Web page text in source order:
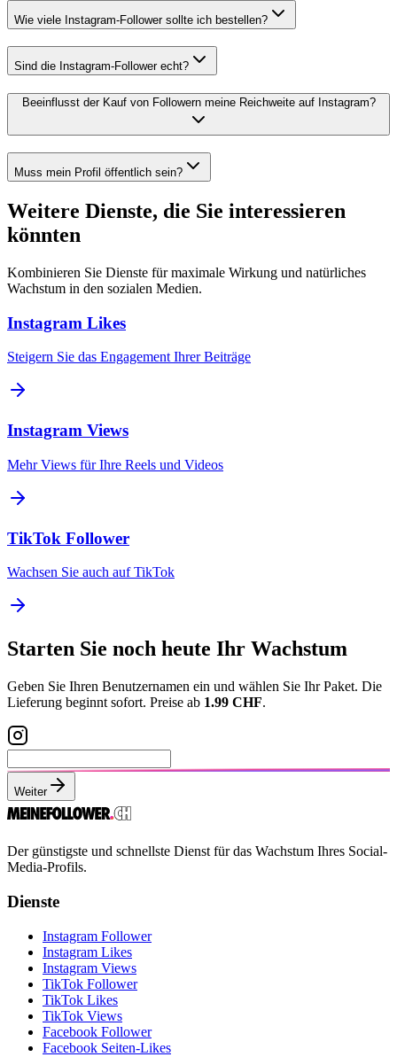
Wie viele Instagram-Follower sollte ich bestellen?
Sind die Instagram-Follower echt?
Beeinflusst der Kauf von Followern meine Reichweite auf Instagram?
Muss mein Profil öffentlich sein?
Weitere Dienste, die Sie interessieren
könnten
Kombinieren Sie Dienste für maximale Wirkung und natürliches
Wachstum in den sozialen Medien.
Instagram Likes
Steigern Sie das Engagement Ihrer Beiträge
Instagram Views
Mehr Views für Ihre Reels und Videos
TikTok Follower
Wachsen Sie auch auf TikTok
Starten Sie noch heute Ihr Wachstum
Geben Sie Ihren Benutzernamen ein und wählen Sie Ihr Paket. Die
Lieferung beginnt sofort. Preise ab 1.99 CHF.
Weiter
Der günstigste und schnellste Dienst für das Wachstum Ihres Social-
Media-Profils.
Dienste
Instagram Follower
Instagram Likes
Instagram Views
TikTok Follower
TikTok Likes
TikTok Views
Facebook Follower
Facebook Seiten-Likes